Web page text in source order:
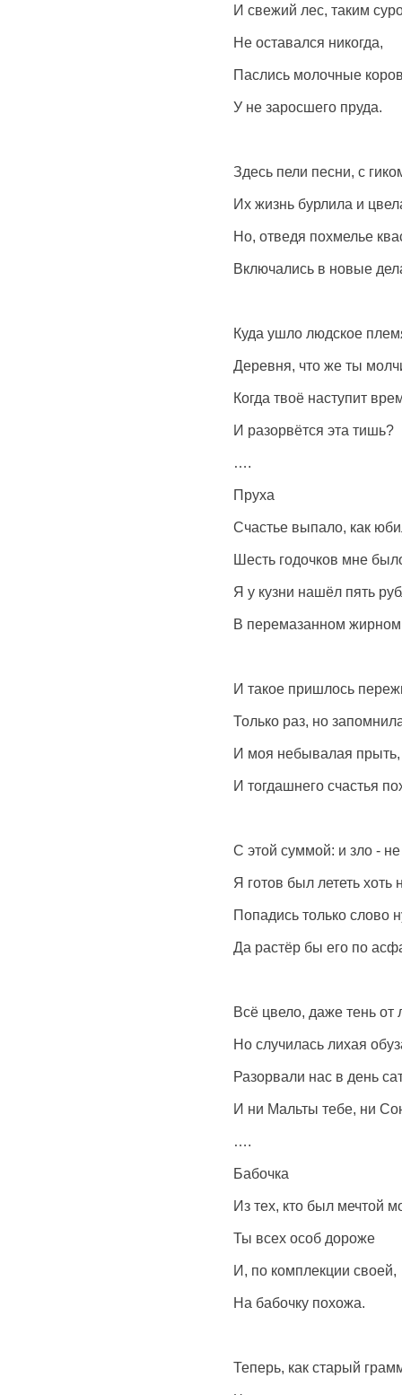
И свежий лес, таким
Не оставался никогда,
Паслись молочные
У не заросшего пруда.
Здесь пели песни, с
Их жизнь бурлила и
Но, отведя похмелье
Включались в новые
Куда ушло людское
Деревня, что же ты
Когда твоё наступит
И разорвётся эта тишь?
Пруха
Счастье выпало, как
Шесть годочков мне
Я у кузни нашёл пять
В перемазанном жирном
И такое пришлось
Только раз, но
И моя небывалая прыть,
И тогдашнего счастья
С этой суммой: и зло -
Я готов был лететь хоть
Попадись только слово
Да растёр бы его по
Всё цвело, даже тень от
Но случилась лихая
Разорвали нас в день
И ни Мальты тебе, ни
Бабочка
Из тех, кто был мечтой
Ты всех особ дороже
И, по комплекции своей,
На бабочку похожа.
Теперь, как старый